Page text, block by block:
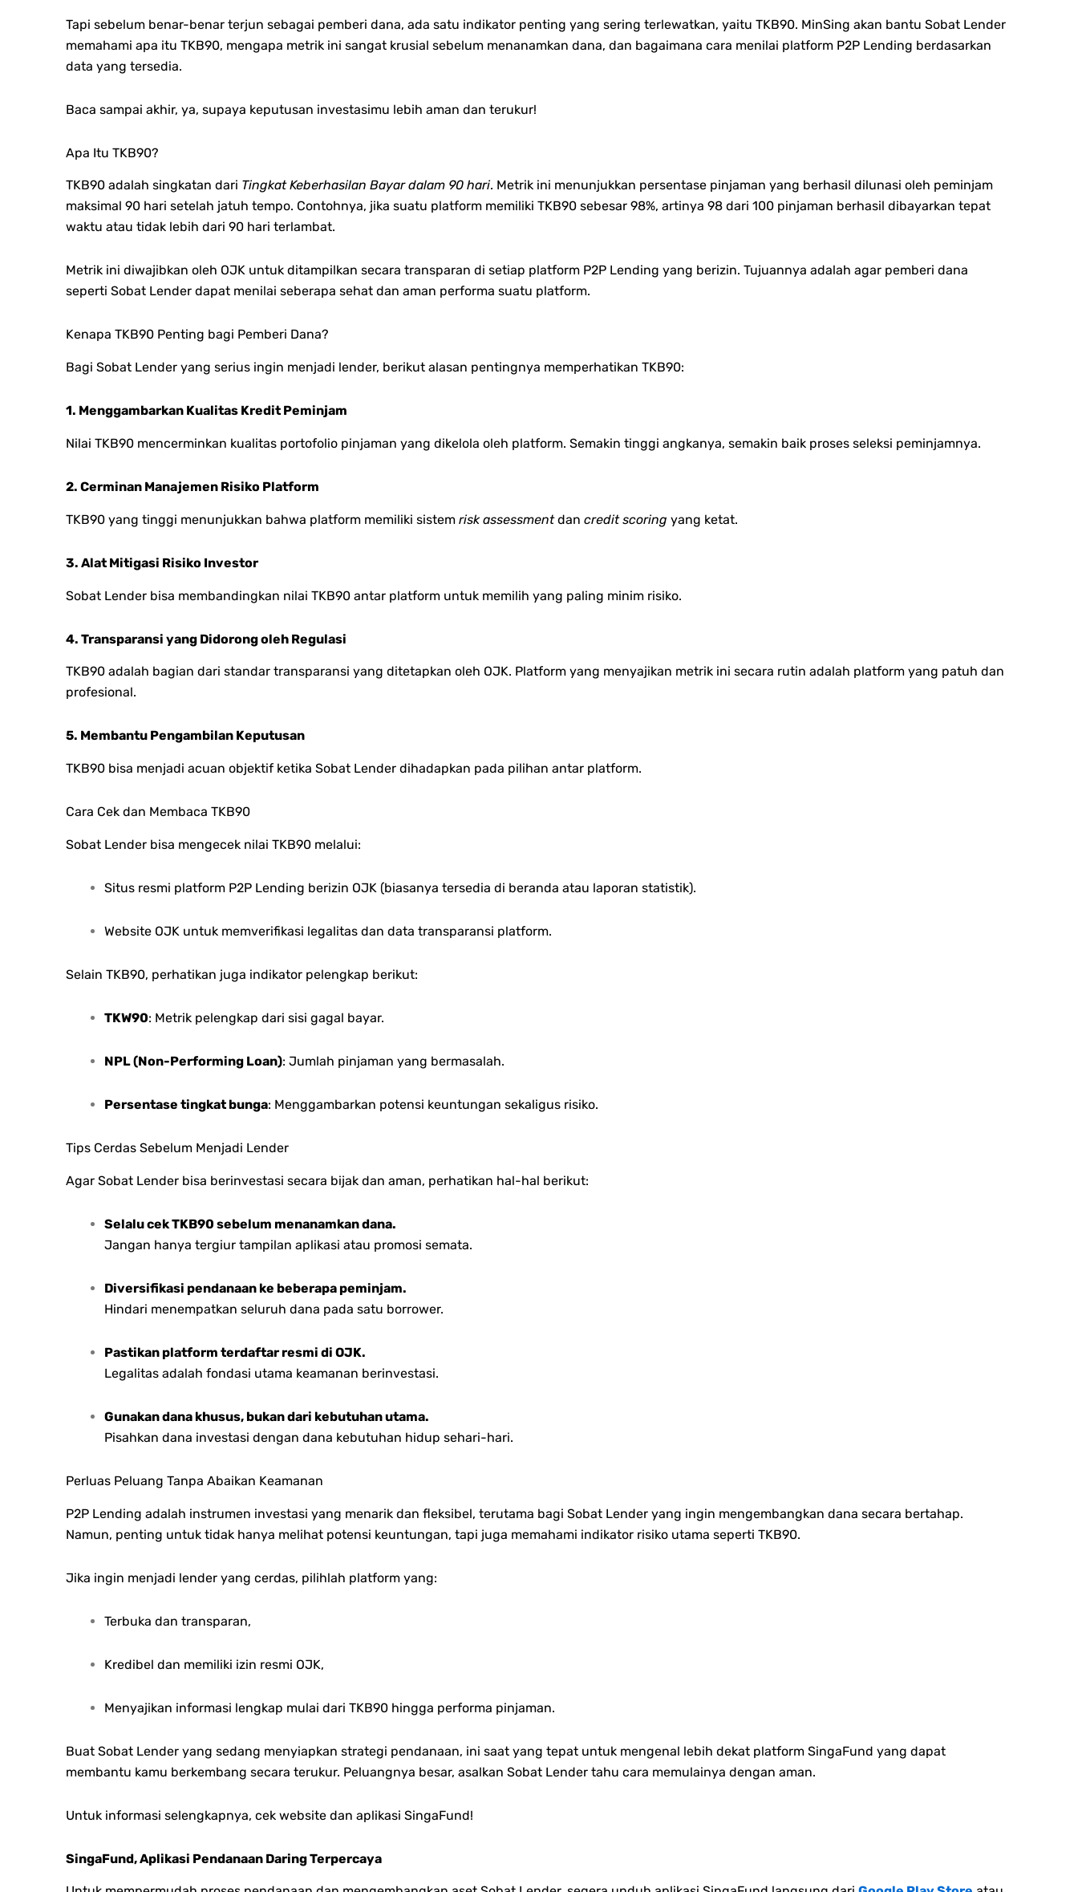
Tapi sebelum benar-benar terjun sebagai pemberi dana, ada satu indikator penting yang sering terlewatkan, yaitu TKB90. MinSing akan bantu Sobat Lender
memahami apa itu TKB90, mengapa metrik ini sangat krusial sebelum menanamkan dana, dan bagaimana cara menilai platform P2P Lending berdasarkan
data yang tersedia.
Baca sampai akhir, ya, supaya keputusan investasimu lebih aman dan terukur!
Apa Itu TKB90?
TKB90 adalah singkatan dari Tingkat Keberhasilan Bayar dalam 90 hari. Metrik ini menunjukkan persentase pinjaman yang berhasil dilunasi oleh peminjam
maksimal 90 hari setelah jatuh tempo. Contohnya, jika suatu platform memiliki TKB90 sebesar 98%, artinya 98 dari 100 pinjaman berhasil dibayarkan tepat
waktu atau tidak lebih dari 90 hari terlambat.
Metrik ini diwajibkan oleh OJK untuk ditampilkan secara transparan di setiap platform P2P Lending yang berizin. Tujuannya adalah agar pemberi dana
seperti Sobat Lender dapat menilai seberapa sehat dan aman performa suatu platform.
Kenapa TKB90 Penting bagi Pemberi Dana?
Bagi Sobat Lender yang serius ingin menjadi lender, berikut alasan pentingnya memperhatikan TKB90:
1. Menggambarkan Kualitas Kredit Peminjam
Nilai TKB90 mencerminkan kualitas portofolio pinjaman yang dikelola oleh platform. Semakin tinggi angkanya, semakin baik proses seleksi peminjamnya.
2. Cerminan Manajemen Risiko Platform
TKB90 yang tinggi menunjukkan bahwa platform memiliki sistem risk assessmentdan credit scoring yang ketat.
3. Alat Mitigasi Risiko Investor
Sobat Lender bisa membandingkan nilai TKB90 antar platform untuk memilih yang paling minim risiko.
4. Transparansi yang Didorong oleh Regulasi
TKB90 adalah bagian dari standar transparansi yang ditetapkan oleh OJK. Platform yang menyajikan metrik ini secara rutin adalah platform yang patuh dan
profesional.
5. Membantu Pengambilan Keputusan
TKB90 bisa menjadi acuan objektif ketika Sobat Lender dihadapkan pada pilihan antar platform.
Cara Cek dan Membaca TKB90
Sobat Lender bisa mengecek nilai TKB90 melalui:
Situs resmi platform P2P Lending berizin OJK (biasanya tersedia di beranda atau laporan statistik).
Website OJK untuk memverifikasi legalitas dan data transparansi platform.
Selain TKB90, perhatikan juga indikator pelengkap berikut:
TKW90: Metrik pelengkap dari sisi gagal bayar.
NPL (Non-Performing Loan): Jumlah pinjaman yang bermasalah.
Persentase tingkat bunga: Menggambarkan potensi keuntungan sekaligus risiko.
Tips Cerdas Sebelum Menjadi Lender
Agar Sobat Lender bisa berinvestasi secara bijak dan aman, perhatikan hal-hal berikut:
Selalu cek TKB90 sebelum menanamkan dana.
Jangan hanya tergiur tampilan aplikasi atau promosi semata.
Diversifikasi pendanaan ke beberapa peminjam.
Hindari menempatkan seluruh dana pada satu borrower.
Pastikan platform terdaftar resmi di OJK.
Legalitas adalah fondasi utama keamanan berinvestasi.
Gunakan dana khusus, bukan dari kebutuhan utama.
Pisahkan dana investasi dengan dana kebutuhan hidup sehari-hari.
Perluas Peluang Tanpa Abaikan Keamanan
P2P Lending adalah instrumen investasi yang menarik dan fleksibel, terutama bagi Sobat Lender yang ingin mengembangkan dana secara bertahap.
Namun, penting untuk tidak hanya melihat potensi keuntungan, tapi juga memahami indikator risiko utama seperti TKB90.
Jika ingin menjadi lender yang cerdas, pilihlah platform yang:
Terbuka dan transparan,
Kredibel dan memiliki izin resmi OJK,
Menyajikan informasi lengkap mulai dari TKB90 hingga performa pinjaman.
Buat Sobat Lender yang sedang menyiapkan strategi pendanaan, ini saat yang tepat untuk mengenal lebih dekat platform SingaFund yang dapat
membantu kamu berkembang secara terukur. Peluangnya besar, asalkan Sobat Lender tahu cara memulainya dengan aman.
Untuk informasi selengkapnya, cek website dan aplikasi SingaFund!
SingaFund, Aplikasi Pendanaan Daring Terpercaya